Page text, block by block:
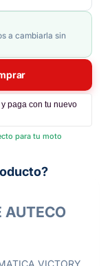
a cambiarla sin
y paga con tu nuevo
para tu moto
AUTECO
VICTORY